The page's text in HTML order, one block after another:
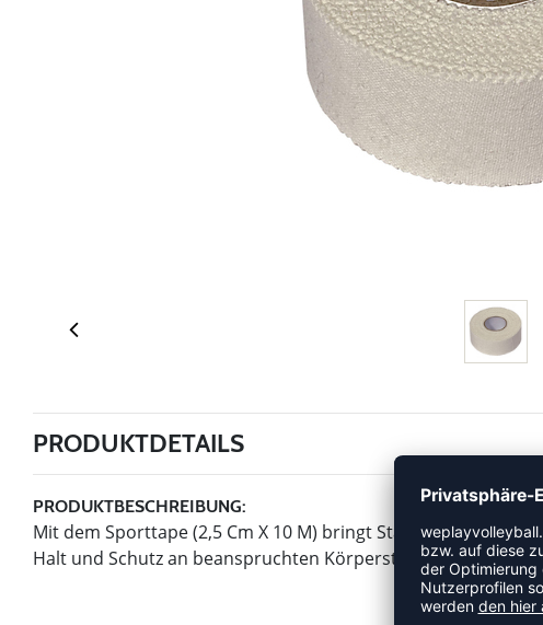
PRODUKTDETAILS
PRODUKTBESCHREIBUNG:
Mit dem Sporttape (2,5 Cm X 10 M) bringt Stanno einen
Halt und Schutz an beanspruchten Körperstellen während